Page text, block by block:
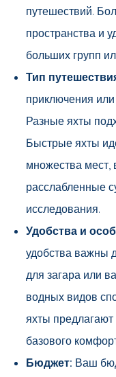
путешествий.
пространства и
больших групп
Тип
приключения
Разные яхты
Быстрые яхты
множества мест,
расслабленные
исследования.
Удобства и
удобства важны
для загара или
водных видов
яхты
базового
Бюджет: Ваш